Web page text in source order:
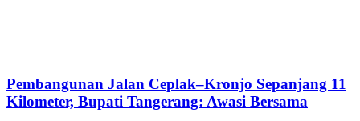
Pembangunan Jalan Ceplak–Kronjo Sepanjang 11
Kilometer, Bupati Tangerang: Awasi Bersama